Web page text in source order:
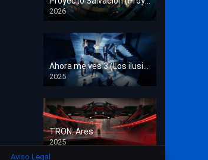
Familia
Familiar
Fantasía
Guerra
Historia
Misterio
2026
HD 1080p
2025
HD 1080p
TRON: Ares
2025
HD 1080p
Aviso Legal